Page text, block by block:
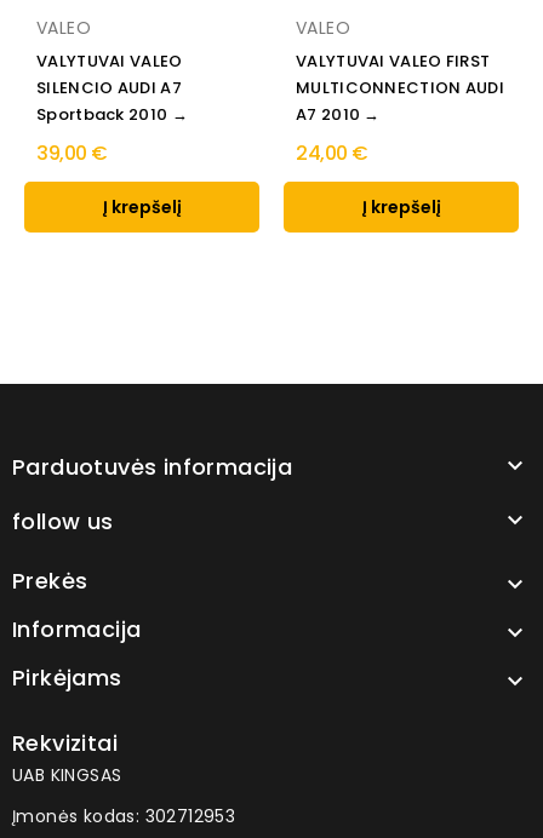
VALEO
VALYTUVAI VALEO
SILENCIO AUDI A7
Sportback 2010 →
39,00 €
Į krepšelį
VALEO
VALYTUVAI VALEO FIRST
MULTICONNECTION AUDI
A7 2010 →
24,00 €
Į krepšelį
Parduotuvės informacija 
follow us 
Prekės 
Informacija 
Pirkėjams 
Rekvizitai
UAB KINGSAS
Įmonės kodas: 302712953